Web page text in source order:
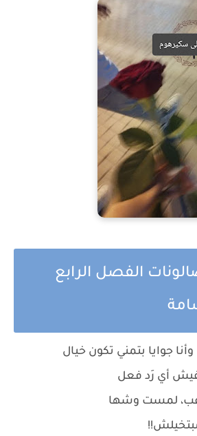
الفصل الرابع
جوايا بتمني تكون خيال
أي رَد فعل
لمست وشها
مبتخيلش!!